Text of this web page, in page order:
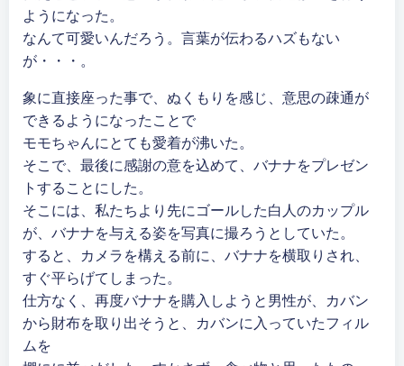
ようになった。
なんて可愛いんだろう。言葉が伝わるハズもない
が・・・。
象に直接座った事で、ぬくもりを感じ、意思の疎通が
できるようになったことで
モモちゃんにとても愛着が沸いた。
そこで、最後に感謝の意を込めて、バナナをプレゼン
トすることにした。
そこには、私たちより先にゴールした白人のカップル
が、バナナを与える姿を写真に撮ろうとしていた。
すると、カメラを構える前に、バナナを横取りされ、
すぐ平らげてしまった。
仕方なく、再度バナナを購入しようと男性が、カバン
から財布を取り出そうと、カバンに入っていたフィル
ムを